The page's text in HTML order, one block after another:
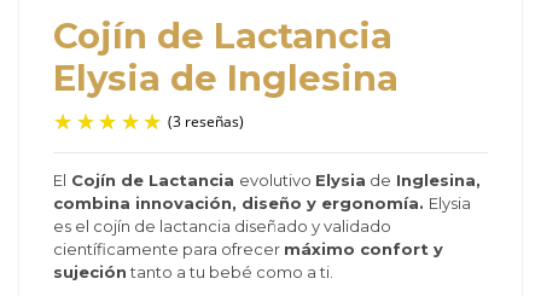
Cojín de Lactancia
Elysia de Inglesina
(3 reseñas)
El Cojín de Lactancia evolutivo Elysia de Inglesina,
combina innovación, diseño y ergonomía. Elysia
es el cojín de lactancia diseñado y validado
científicamente para ofrecer máximo confort y
sujecióntanto a tu bebé como a ti.